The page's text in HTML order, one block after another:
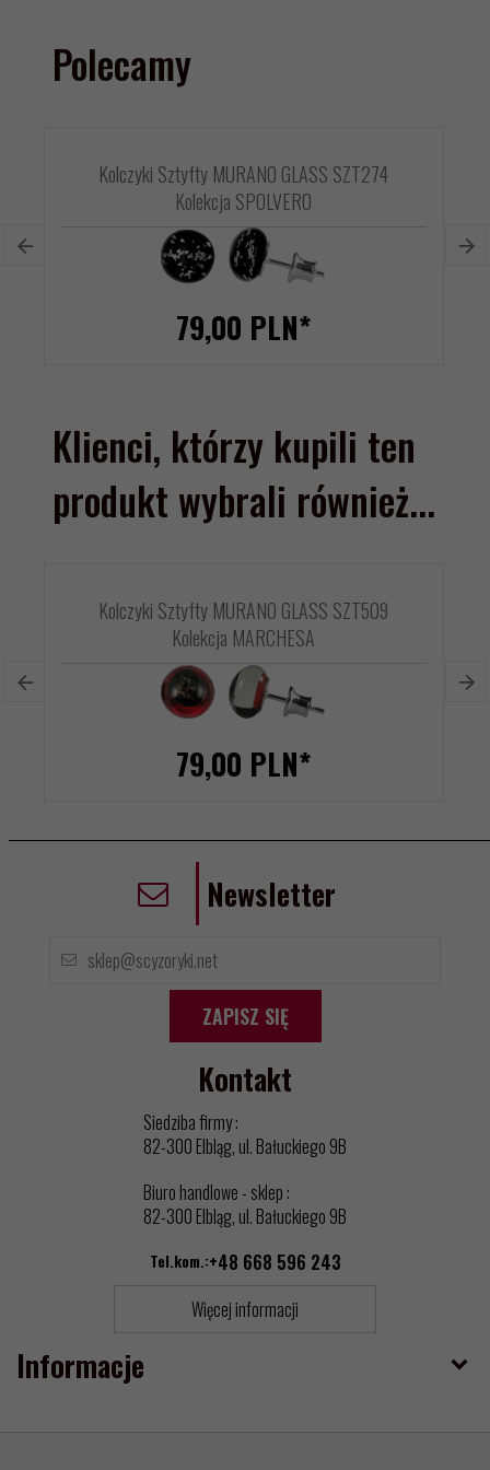
Polecamy
Kolczyki Sztyfty MURANO GLASS SZT274
Kolekcja SPOLVERO
79,00 PLN*
Klienci, którzy kupili ten
produkt wybrali również...
Kolczyki Sztyfty MURANO GLASS SZT509
Kolekcja MARCHESA
79,00 PLN*
Informacje
Newsletter
ZAPISZ SIĘ
Kontakt
Siedziba firmy :
82-300 Elbląg, ul. Bałuckiego 9B
Biuro handlowe - sklep :
82-300 Elbląg, ul. Bałuckiego 9B
Tel.kom.:+48 668 596 243
Więcej informacji